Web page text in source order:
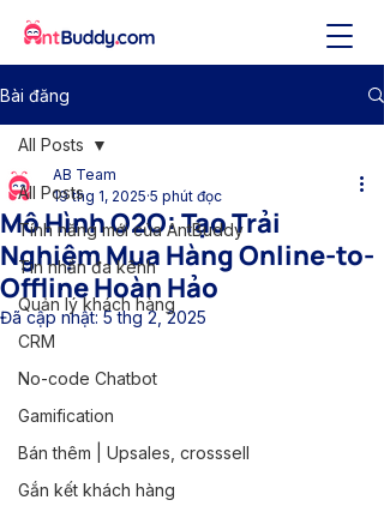
Bài đăng
All Posts
Tính năng mới của AntBuddy
Tin nhắn đa kênh
Quản lý khách hàng
CRM
No-code Chatbot
Gamification
Bán thêm | Upsales, crosssell
Gắn kết khách hàng
All Posts
Mô Hình O2O: Tạo Trải
Nghiệm Mua Hàng Online-to-
Offline Hoàn Hảo
AB Team
19 thg 1, 2025 5 phút đọc
Đã cập nhật:5 thg 2, 2025